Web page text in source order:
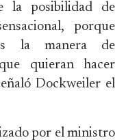
la posibilidad de
porque
la manera de
quieran hacer
Dockweiler el
por el ministro